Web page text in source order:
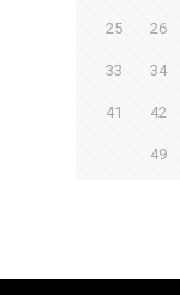
25 26
33 34
41 42
49